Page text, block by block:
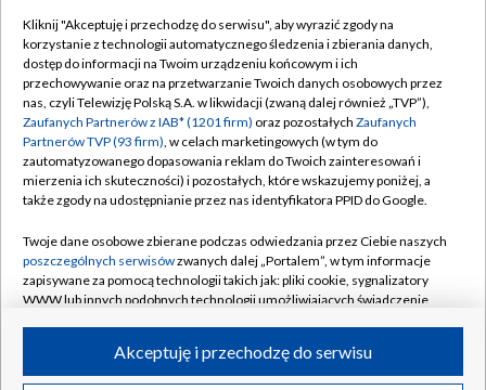
TVP
Abonament TVP
Emisja w TVP
Centrum informacji TVP
Naziemna Telewizja Cyfrowa
Rada Programowa
System NOS
Informacje o nadawcy
Program dla prasy
Regulamin TVP
Polityka prywatności
Moje zgody
Pomoc
Kontakt
Kanały
©2026 Telewizja Polska S.A. w likwidacji
Kliknij "Akceptuję i przechodzę do serwisu", aby wyrazić zgody na
korzystanie z technologii automatycznego śledzenia i zbierania danych,
dostęp do informacji na Twoim urządzeniu końcowym i ich
przechowywanie oraz na przetwarzanie Twoich danych osobowych przez
nas, czyli Telewizję Polską S.A. w likwidacji (zwaną dalej również „TVP”),
Zaufanych Partnerów z IAB* (1201 firm) oraz pozostałych Zaufanych
Partnerów TVP (93 firm), w celach marketingowych (w tym do
zautomatyzowanego dopasowania reklam do Twoich zainteresowań i
mierzenia ich skuteczności) i pozostałych, które wskazujemy poniżej, a
także zgody na udostępnianie przez nas identyfikatora PPID do Google.
Twoje dane osobowe zbierane podczas odwiedzania przez Ciebie naszych
poszczególnych serwisówzwanych dalej „Portalem”, w tym informacje
zapisywane za pomocą technologii takich jak: pliki cookie, sygnalizatory
WWW lub innych podobnych technologii umożliwiających świadczenie
ruchu w Internecie.Akceptuję i przechodzę do serwisu